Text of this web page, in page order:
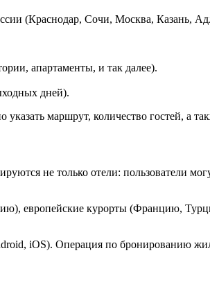
(Краснодар, Сочи, Москва, Казань,
апартаменты, и так далее).
дней).
маршрут, количество гостей, а
не только отели: пользователи
европейские курорты (Францию,
iOS). Операция по бронированию